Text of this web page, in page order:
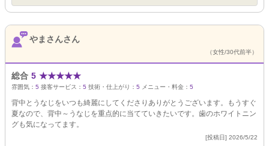
やまさんさん
（女性/30代前半）
総合 5 ★★★★★
雰囲気： 5 接客サービス： 5 技術・仕上がり： 5 メニュー・料金： 5
背中とうなじをいつも綺麗にしてくださりありがとうございます。もうすぐ
夏なので、背中～うなじを重点的に当てていきたいです。歯のホワイトニン
グも気になってます。
[投稿日] 2026/5/22